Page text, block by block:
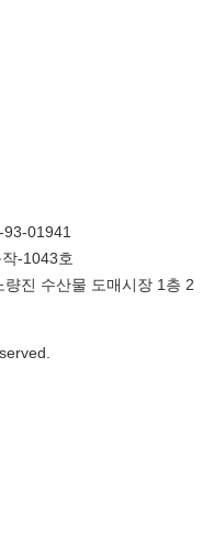
93-01941
-1043호
진 수산물 도매시장 1층 2